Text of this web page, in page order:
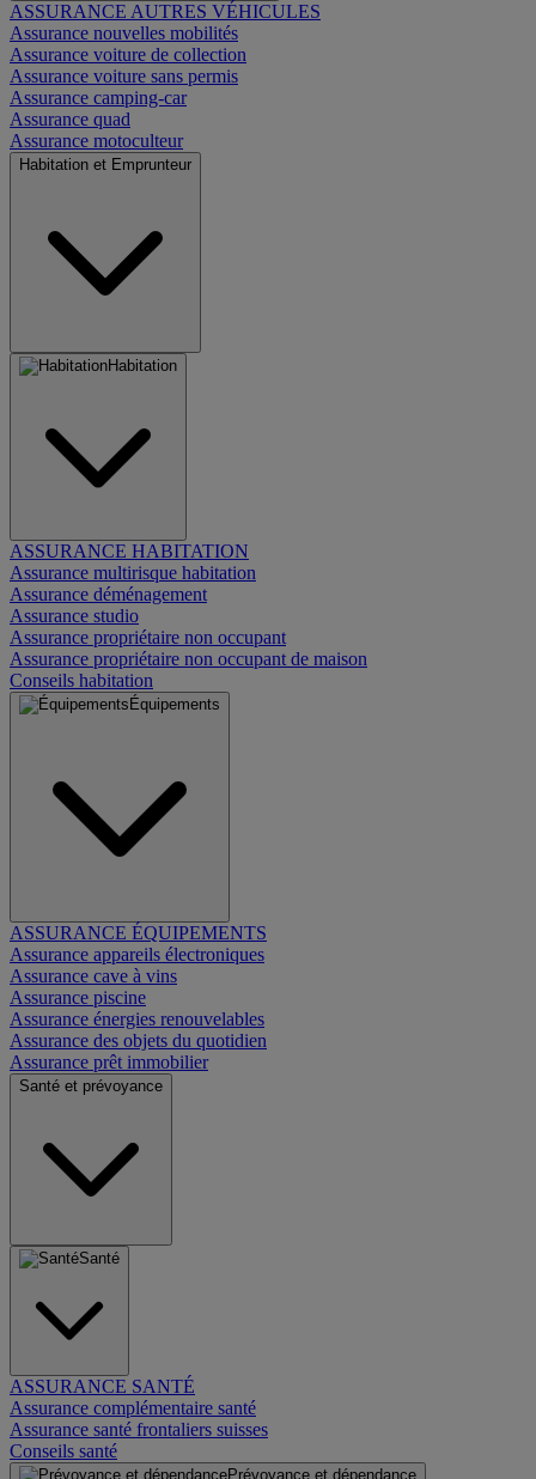
ASSURANCE AUTRES VÉHICULES
Assurance nouvelles mobilités
Assurance voiture de collection
Assurance voiture sans permis
Assurance camping-car
Assurance quad
Assurance motoculteur
Habitation et Emprunteur
Habitation
ASSURANCE HABITATION
Assurance multirisque habitation
Assurance déménagement
Assurance studio
Assurance propriétaire non occupant
Assurance propriétaire non occupant de maison
Conseils habitation
Équipements
ASSURANCE ÉQUIPEMENTS
Assurance appareils électroniques
Assurance cave à vins
Assurance piscine
Assurance énergies renouvelables
Assurance des objets du quotidien
Assurance prêt immobilier
Santé et prévoyance
Santé
ASSURANCE SANTÉ
Assurance complémentaire santé
Assurance santé frontaliers suisses
Conseils santé
Prévoyance et dépendance